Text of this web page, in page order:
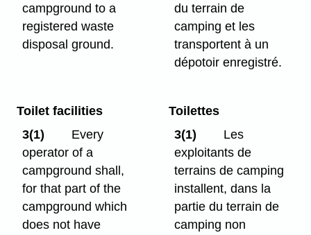
campground to a
registered waste
disposal ground.
du terrain de
camping et les
transportent à un
dépotoir enregistré.
Toilet facilities
3(1)
Every
operator of a
campground shall,
for that part of the
campground which
does not have
Toilettes
3(1)
Les
exploitants de
terrains de camping
installent, dans la
partie du terrain de
camping non